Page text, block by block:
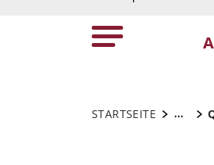
STARTSEITE ...